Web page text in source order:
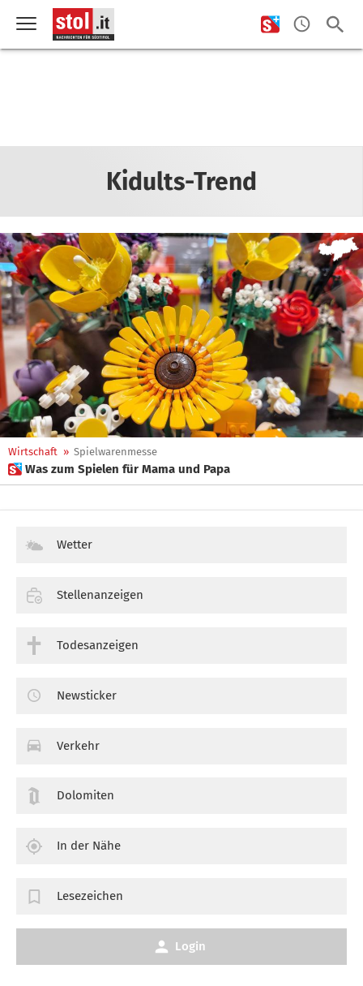
Kidults-Trend
Wirtschaft » Spielwarenmesse
 Was zum Spielen für Mama und Papa
Wetter
Stellenanzeigen
Todesanzeigen
Newsticker
Verkehr
Dolomiten
In der Nähe
Lesezeichen
Login